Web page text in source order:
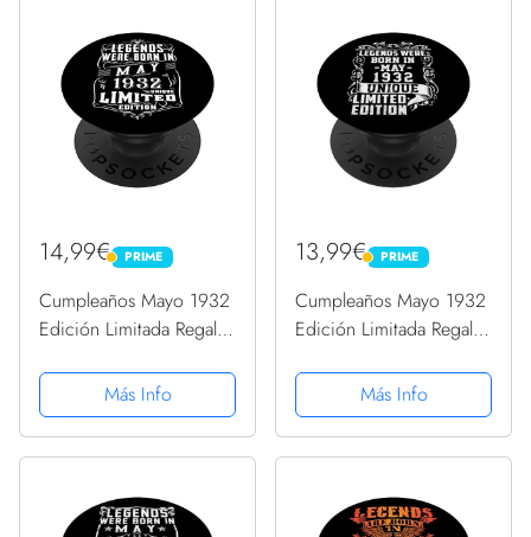
14,99€ PRIME
PRIME
Cumpleaños Mayo 1932
Edición Limitada Regalo
PopGrip Intercambiable
Más Info
13,99€ PRIME
PRIME
Cumpleaños Mayo 1932
Edición Limitada Regalo
PopGrip Intercambiable
Más Info